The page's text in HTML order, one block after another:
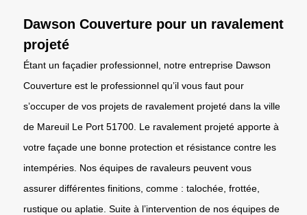
Dawson Couverture pour un ravalement
projeté
Étant un façadier professionnel, notre entreprise Dawson
Couverture est le professionnel qu’il vous faut pour
s’occuper de vos projets de ravalement projeté dans la ville
de Mareuil Le Port 51700. Le ravalement projeté apporte à
votre façade une bonne protection et résistance contre les
intempéries. Nos équipes de ravaleurs peuvent vous
assurer différentes finitions, comme : talochée, frottée,
rustique ou aplatie. Suite à l’intervention de nos équipes de